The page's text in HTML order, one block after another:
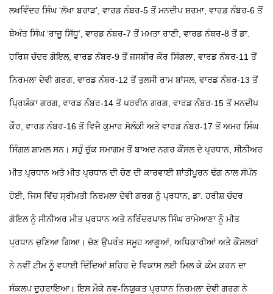
ਲਖਵਿੰਦਰ ਸਿੰਘ ‘ਲੱਖਾ ਬਰਾੜ’, ਵਾਰਡ ਨੰਬਰ-5 ਤੋਂ ਮਨਦੀਪ ਸ਼ਰਮਾ, ਵਾਰਡ ਨੰਬਰ-6 ਤੋਂ
ਬੇਅੰਤ ਸਿੰਘ ‘ਰਾਜੂ ਸਿੱਧੂ’, ਵਾਰਡ ਨੰਬਰ-7 ਤੋਂ ਮਮਤਾ ਰਾਣੀ, ਵਾਰਡ ਨੰਬਰ-8 ਤੋਂ ਡਾ.
ਹਰਿਸ਼ ਚੰਦਰ ਗੋਇਲ, ਵਾਰਡ ਨੰਬਰ-9 ਤੋਂ ਜਸਬੀਰ ਕੌਰ ਸਿੰਗਲਾ, ਵਾਰਡ ਨੰਬਰ-11 ਤੋਂ
ਨਿਰਮਲਾ ਦੇਵੀ ਗਰਗ, ਵਾਰਡ ਨੰਬਰ-12 ਤੋਂ ਤੁਲਸੀ ਰਾਮ ਬਾਂਸਲ, ਵਾਰਡ ਨੰਬਰ-13 ਤੋਂ
ਪ੍ਰਿਯੰਕਾ ਗਰਗ, ਵਾਰਡ ਨੰਬਰ-14 ਤੋਂ ਪਰਵੀਨ ਗਰਗ, ਵਾਰਡ ਨੰਬਰ-15 ਤੋਂ ਮਨਦੀਪ
ਕੌਰ, ਵਾਰਡ ਨੰਬਰ-16 ਤੋਂ ਵਿਜੈ ਕੁਮਾਰ ਸੋਲੰਕੀ ਅਤੇ ਵਾਰਡ ਨੰਬਰ-17 ਤੋਂ ਅਮਰ ਸਿੰਘ
ਸਿੰਗਲ ਸ਼ਾਮਲ ਸਨ। ਸਹੁੰ ਚੁੱਕ ਸਮਾਗਮ ਤੋਂ ਬਾਅਦ ਨਗਰ ਕੌਂਸਲ ਦੇ ਪ੍ਰਧਾਨ, ਸੀਨੀਅਰ
ਮੀਤ ਪ੍ਰਧਾਨ ਅਤੇ ਮੀਤ ਪ੍ਰਧਾਨ ਦੀ ਚੋਣ ਦੀ ਕਾਰਵਾਈ ਸ਼ਾਂਤੀਪੂਰਨ ਢੰਗ ਨਾਲ ਸੰਪੰਨ
ਹੋਈ, ਜਿਸ ਵਿੱਚ ਸ੍ਰੀਮਤੀ ਨਿਰਮਲਾ ਦੇਵੀ ਗਰਗ ਨੂੰ ਪ੍ਰਧਾਨ, ਡਾ. ਹਰੀਸ਼ ਚੰਦਰ
ਗੋਇਲ ਨੂੰ ਸੀਨੀਅਰ ਮੀਤ ਪ੍ਰਧਾਨ ਅਤੇ ਨਰਿੰਦਰਪਾਲ ਸਿੰਘ ਰਾਮੇਆਣਾ ਨੂੰ ਮੀਤ
ਪ੍ਰਧਾਨ ਚੁਣਿਆ ਗਿਆ। ਚੋਣ ਉਪਰੰਤ ਸਮੂਹ ਆਗੂਆਂ, ਅਧਿਕਾਰੀਆਂ ਅਤੇ ਕੌਂਸਲਰਾਂ
ਨੇ ਨਵੀਂ ਟੀਮ ਨੂੰ ਵਧਾਈ ਦਿੰਦਿਆਂ ਸ਼ਹਿਰ ਦੇ ਵਿਕਾਸ ਲਈ ਮਿਲ ਕੇ ਕੰਮ ਕਰਨ ਦਾ
ਸੰਕਲਪ ਦੁਹਰਾਇਆ। ਇਸ ਮੌਕੇ ਨਵ-ਨਿਯੁਕਤ ਪ੍ਰਧਾਨ ਨਿਰਮਲਾ ਦੇਵੀ ਗਰਗ ਨੇ